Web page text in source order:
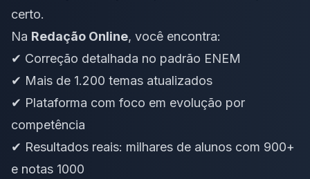
certo.
Na Redação Online, você encontra:
✔ Correção detalhada no padrão ENEM
✔ Mais de 1.200 temas atualizados
✔ Plataforma com foco em evolução por
competência
✔ Resultados reais: milhares de alunos com 900+
e notas 1000